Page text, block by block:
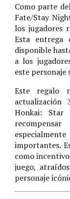
Como parte
Fate/Stay
los jugadores
Esta entrega
disponible
a los
este personaje
Este regalo
Honkai:
importantes.
como
juego,
personaje